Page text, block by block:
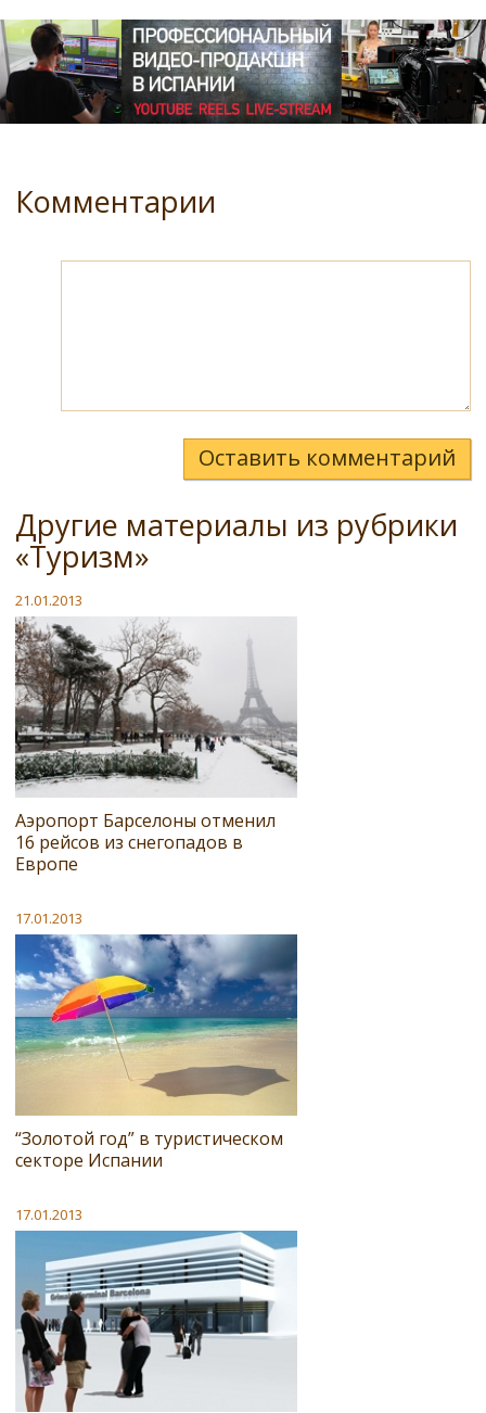
Комментарии
Оставить комментарий
Другие материалы из рубрики
«Туризм»
21.01.2013
Аэропорт Барселоны отменил
16 рейсов из снегопадов в
Европе
17.01.2013
“Золотой год” в туристическом
секторе Испании
17.01.2013